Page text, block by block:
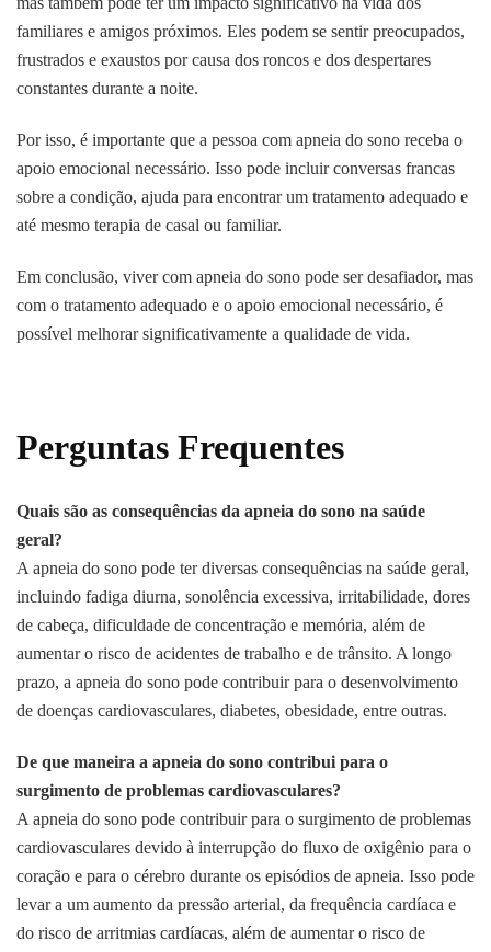
familiares e amigos próximos. Eles podem se sentir preocupados,
frustrados e exaustos por causa dos roncos e dos despertares
constantes durante a noite.
Por isso, é importante que a pessoa com apneia do sono receba o
apoio emocional necessário. Isso pode incluir conversas francas
sobre a condição, ajuda para encontrar um tratamento adequado e
até mesmo terapia de casal ou familiar.
Em conclusão, viver com apneia do sono pode ser desafiador, mas
com o tratamento adequado e o apoio emocional necessário, é
possível melhorar significativamente a qualidade de vida.
Perguntas Frequentes
Quais são as consequências da apneia do sono na saúde
geral?
A apneia do sono pode ter diversas consequências na saúde geral,
incluindo fadiga diurna, sonolência excessiva, irritabilidade, dores
de cabeça, dificuldade de concentração e memória, além de
aumentar o risco de acidentes de trabalho e de trânsito. A longo
prazo, a apneia do sono pode contribuir para o desenvolvimento
de doenças cardiovasculares, diabetes, obesidade, entre outras.
De que maneira a apneia do sono contribui para o
surgimento de problemas cardiovasculares?
A apneia do sono pode contribuir para o surgimento de problemas
cardiovasculares devido à interrupção do fluxo de oxigênio para o
coração e para o cérebro durante os episódios de apneia. Isso pode
levar a um aumento da pressão arterial, da frequência cardíaca e
do risco de arritmias cardíacas, além de aumentar o risco de